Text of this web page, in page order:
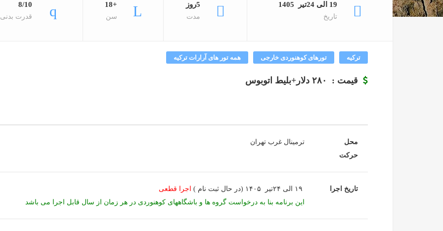
19 الی 24تیر 1405
تاریخ
5روز
مدت
+18
سن
8/10
قدرت بدنی
ترکیه تورهای کوهنوردی خارجی همه تور های آرارات ترکیه
قیمت : ۲۸۰ دلار+بلیط اتوبوس
محل
حرکت
ترمینال غرب تهران
تاریخ اجرا
اجرا قطعی
این برنامه بنا به درخواست گروه ها و باشگاههای کوهنوردی در هر زمان از سال قابل اجرا می باشد